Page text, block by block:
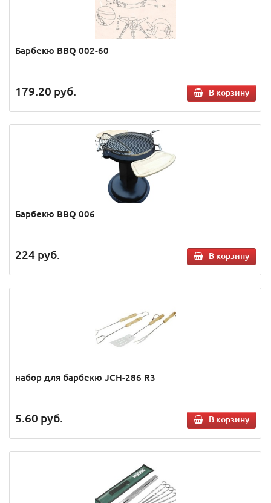
Барбекю BBQ 002-60
179.20 руб. В корзину
Барбекю BBQ 006
224 руб. В корзину
набор для барбекю JCH-286 R3
5.60 руб. В корзину